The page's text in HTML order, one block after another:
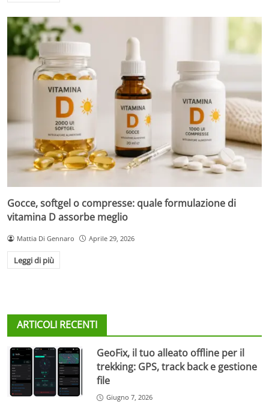
Gocce, softgel o compresse: quale formulazione di
vitamina D assorbe meglio
Mattia Di Gennaro Aprile 29, 2026
Leggi di più
ARTICOLI RECENTI
GeoFix, il tuo alleato offline per il
trekking: GPS, track back e gestione
file
Giugno 7, 2026